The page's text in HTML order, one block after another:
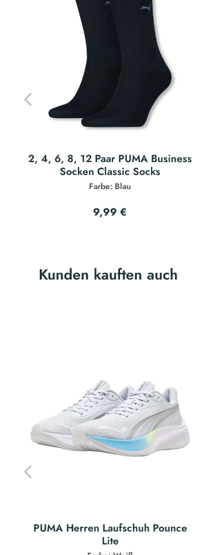
2, 4, 6, 8, 12 Paar PUMA Business
Socken Classic Socks
Farbe: Blau
9,99 €
Kunden kauften auch
PUMA Herren Laufschuh Pounce
Lite